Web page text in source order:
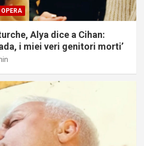
Alya dice a Cihan:
i miei veri genitori morti’